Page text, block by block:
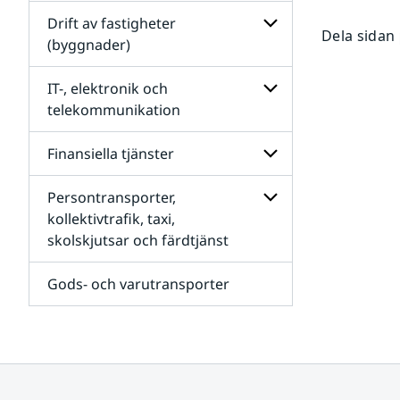
Undersidor
för
Sjukvården och
förbrukningsmaterial
Drift av fastigheter
(byggnader)
Undersidor
för
fastigheter
(byggnader)
IT-, elektronik och
telekommunikation
Undersidor
för
och
Finansiella tjänster
Undersidor
Persontransporter,
kollektivtrafik, taxi,
skolskjutsar och färdtjänst
för
taxi,
Gods- och varutransporter
Dela sidan